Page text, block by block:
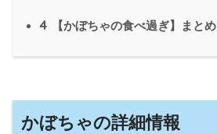
4 【かぼちゃの食べ過ぎ】まとめ
かぼちゃの詳細情報